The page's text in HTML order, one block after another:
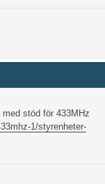
stöd för 433MHz
1/styrenheter-